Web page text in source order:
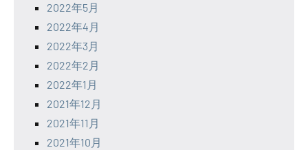
2022年5月
2022年4月
2022年3月
2022年2月
2022年1月
2021年12月
2021年11月
2021年10月